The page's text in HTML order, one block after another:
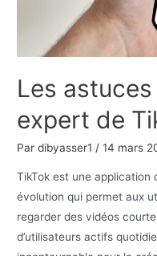
Les
expert de
Pardibyasser1 /14 mars
TikTok est une application
évolution qui permet aux
regarder des vidéos
d’utilisateurs actifs